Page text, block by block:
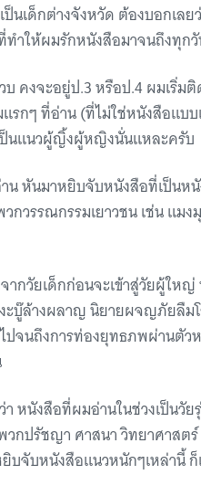
นเด็กต่างจังหวัด ต้องบอกเล
ำให้ผมรักหนังสือมาจนถึงทุก
บ คงจะอยู่ป.3 หรือป.4 ผมเริ่
รกๆ ที่อ่าน (ที่ไม่ใช่หนังสือแบ
ป็นแนวผู้ญิ้งผู้หญิงนั่นแหละครับ
หันมาหยิบจับหนังสือที่เป็นห
กวรรณกรรมเยาวชน เช่น แม
ากวัยเด็กก่อนจะเข้าสู่วัยผู้ใ
ะบู๊ล้างผลาญ นิยายผจญภัยลืม
ปจนถึงการท่องยุทธภพผ่านตัว
า หนังสือที่ผมอ่านในช่วงเป็น
กปรัชญา ศาสนา วิทยาศาสต
บจับหนังสือแนวหนักๆเหล่านี้